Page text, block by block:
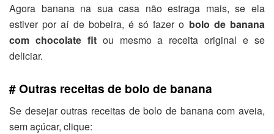
Agora banana na sua casa não estraga mais, se ela
estiver por aí de bobeira, é só fazer o bolo de banana
com chocolate fitou mesmo a receita original e se
deliciar.
# Outras receitas de bolo de banana
Se desejar outras receitas de bolo de banana com aveia,
sem açúcar, clique: